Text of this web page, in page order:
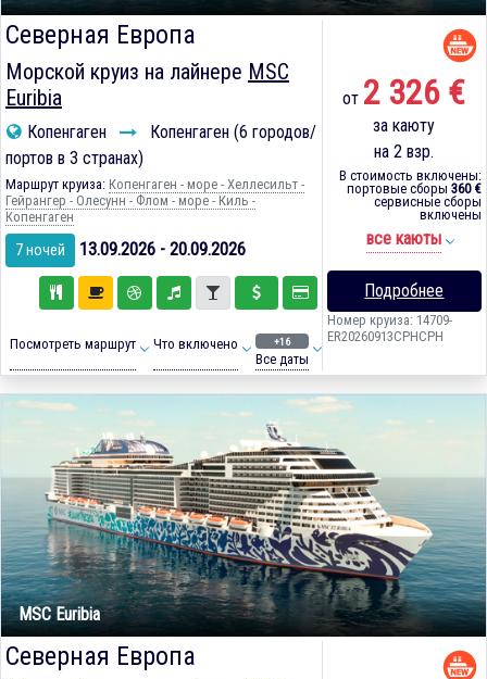
Северная Европа
Морской круиз на лайнере MSC
Euribia
Копенгаген
Копенгаген (6 городов/
портов в 3 странах)
Маршрут круиза: Копенгаген - море - Хеллесильт -
Гейрангер - Олесунн - Флом - море - Киль -
Копенгаген
7 ночей 13.09.2026 - 20.09.2026
Посмотреть маршрут Что включено +16
Все даты
от 2 326 €
за каюту
на 2 взр.
В стоимость включены:
портовые сборы 360 €
сервисные сборы
включены
все каюты
Подробнее
Номер круиза: 14709-
ER20260913CPHCPH
MSC Euribia
Северная Европа